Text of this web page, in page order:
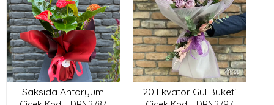
Saksıda Antoryum 20 Ekvator Gül Buketi